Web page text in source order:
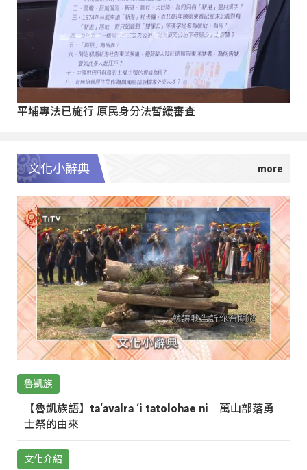
平埔專法已施行 原民身分法暫緩審查
文化小辭典
魯凱族
【魯凱族語】ta‘avalra ‘i tatolohae ni｜萬山部落勇
士祭的由來
文化介紹